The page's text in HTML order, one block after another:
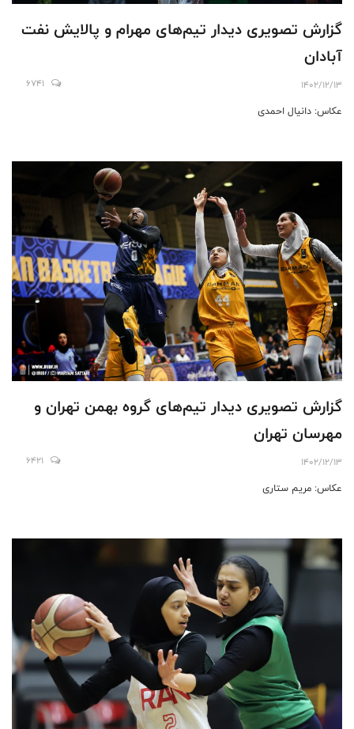
گزارش تصویری دیدار تیم‌های مهرام و پالایش نفت
آبادان
1402/12/13
6741
عکاس: دانیال احمدی
گزارش تصویری دیدار تیم‌های گروه بهمن تهران و
مهرسان تهران
1402/12/13
6421
عکاس: مریم ستاری